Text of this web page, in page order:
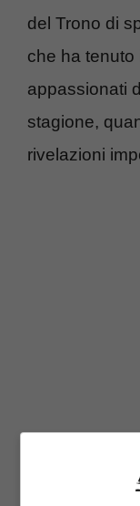
del Trono di
che ha tenuto
appassionati
stagione,
rivelazioni
Infatti, Jon
figlio